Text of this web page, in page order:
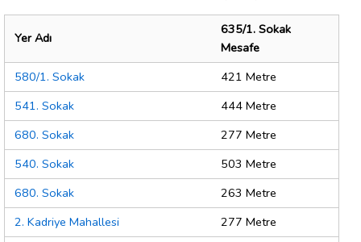
Yer Adı
635/1. Sokak
Mesafe
580/1. Sokak
421 Metre
541. Sokak
444 Metre
680. Sokak
277 Metre
540. Sokak
503 Metre
680. Sokak
263 Metre
2. Kadriye Mahallesi
277 Metre